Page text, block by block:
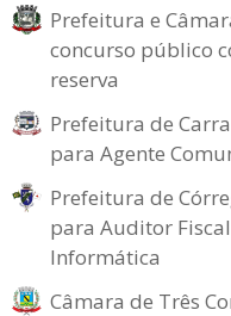
Prefeitura e
concurso público
reserva
Prefeitura de
para Agente
Prefeitura de
para Auditor
Informática
Câmara de Três